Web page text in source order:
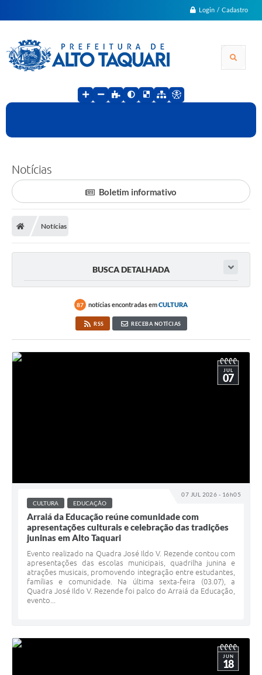
Login / Cadastro
Notícias
Boletim informativo
Notícias
BUSCA DETALHADA
87 notícias encontradas emCULTURA
RSS RECEBA NOTÍCIAS
07 JUL 2026 - 16h05
JUL
07
CULTURA EDUCAÇÃO
Arraiá da Educação reúne comunidade com
apresentações culturais e celebração das tradições
juninas em Alto Taquari
Evento realizado na Quadra José Ildo V. Rezende contou com
apresentações das escolas municipais, quadrilha junina e
atrações musicais, promovendo integração entre estudantes,
famílias e comunidade. Na última sexta-feira (03.07), a
Quadra José Ildo V. Rezende foi palco do Arraiá da Educação,
evento...
JUN
18